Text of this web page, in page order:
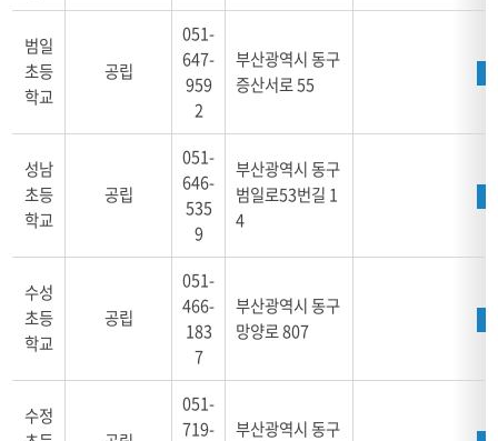
구
번,
교
립
별,
전
화,
주
위
치,
범일
초등
학교
공립
051-
647-
959
2
부산광역시 동구
증산서로 55
성남
초등
학교
공립
051-
646-
535
9
부산광역시 동구
범일로53번길 1
4
수성
초등
학교
공립
051-
466-
183
7
부산광역시 동구
망양로 807
수정
051-
719-
부산광역시 동구